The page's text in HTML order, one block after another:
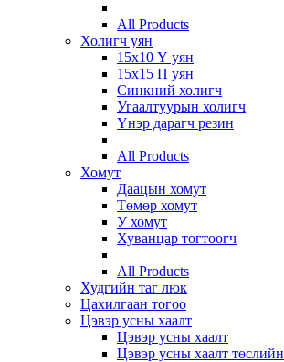
All Products
Холигч уян
15х10 Ү уян
15х15 П уян
Синкний холигч
Угаалтуурын холигч
Үнэр дарагч резин
All Products
Хомут
Даацын хомут
Төмөр хомут
У хомут
Хуванцар тогтоогч
All Products
Худгийн таг люк
Цахилгаан тогоо
Цэвэр усны хаалт
Цэвэр усны хаалт
Цэвэр усны хаалт төслийн